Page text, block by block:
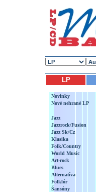
LP
Novinky
Nové nehrané LP
Jazz
Jazzrock/Fusion
Jazz Sk/Cz
Klasika
Folk/Country
World Music
Art-rock
Blues
Alternatíva
Folklór
Šansóny